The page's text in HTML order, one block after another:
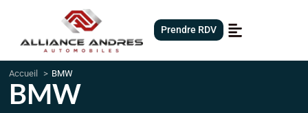
Prendre RDV
Accueil BMW
BMW